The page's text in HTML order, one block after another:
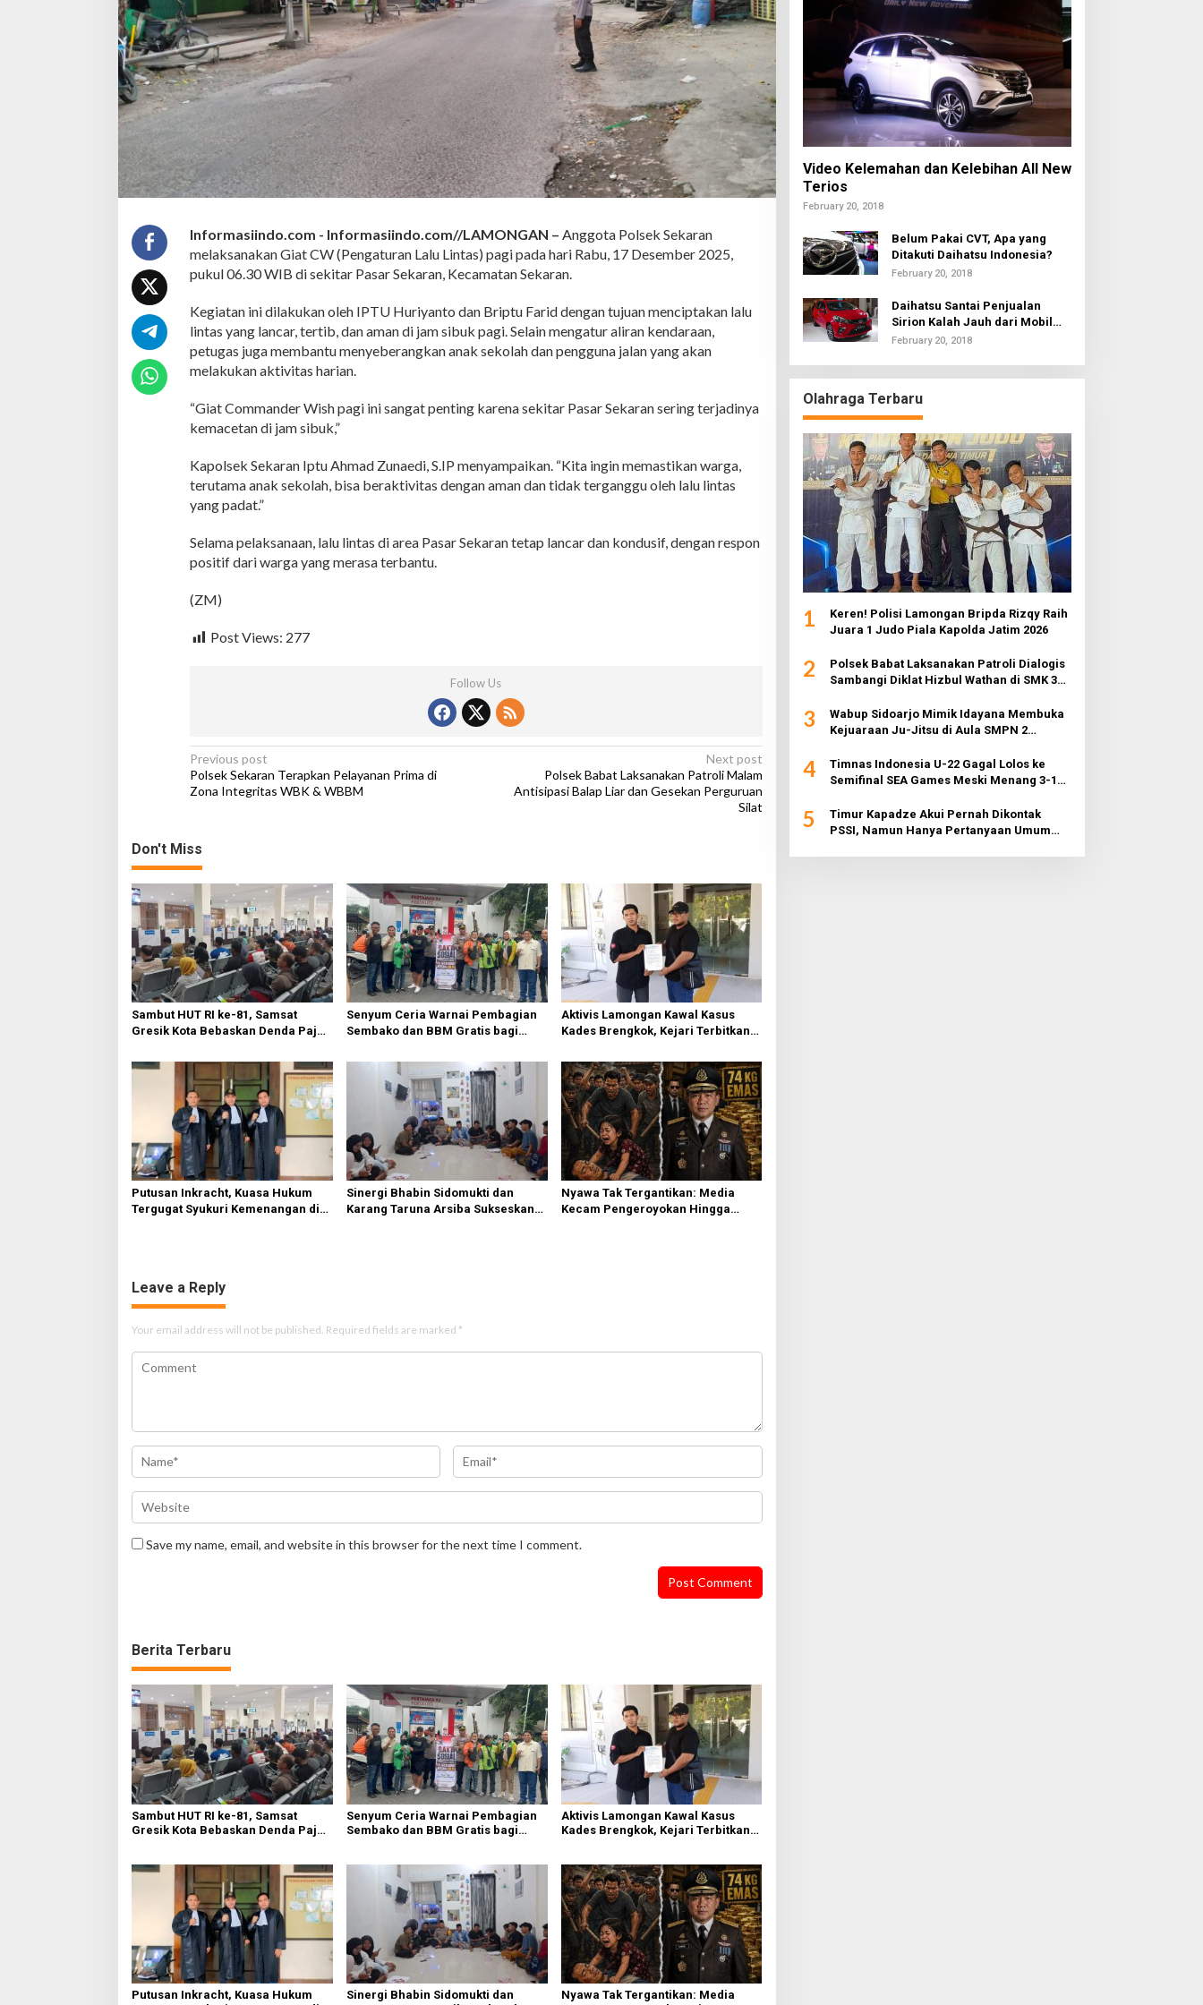
G
i
a
C
m
n
d
e
W
s
h
a
g
,
A
u
r
l
i
n
a
n
B
u
e
r
a
n
k
S
e
k
o
l
a
h
Informasiindo.com - Informasiindo.com//LAMONGAN – Anggota Polsek Sekaran
melaksanakan Giat CW (Pengaturan Lalu Lintas) pagi pada hari Rabu, 17 Desember 2025,
pukul 06.30 WIB di sekitar Pasar Sekaran, Kecamatan Sekaran.
Kegiatan ini dilakukan oleh IPTU Huriyanto dan Briptu Farid dengan tujuan menciptakan lalu
lintas yang lancar, tertib, dan aman di jam sibuk pagi. Selain mengatur aliran kendaraan,
petugas juga membantu menyeberangkan anak sekolah dan pengguna jalan yang akan
melakukan aktivitas harian.
“Giat Commander Wish pagi ini sangat penting karena sekitar Pasar Sekaran sering terjadinya
kemacetan di jam sibuk,”
Kapolsek Sekaran Iptu Ahmad Zunaedi, S.IP menyampaikan. “Kita ingin memastikan warga,
terutama anak sekolah, bisa beraktivitas dengan aman dan tidak terganggu oleh lalu lintas
yang padat.”
Selama pelaksanaan, lalu lintas di area Pasar Sekaran tetap lancar dan kondusif, dengan respon
positif dari warga yang merasa terbantu.
(ZM)
Post Views: 277
Follow Us
P
o
n
a
v
i
g
a
t
i
o
n
Previous post
Polsek Sekaran Terapkan Pelayanan Prima di
Zona Integritas WBK & WBBM
Next post
Polsek Babat Laksanakan Patroli Malam
Antisipasi Balap Liar dan Gesekan Perguruan
Silat
Don't Miss
Sambut HUT RI ke-81, Samsat
Gresik Kota Bebaskan Denda Pajak
Senyum Ceria Warnai Pembagian
Sembako dan BBM Gratis bagi
Aktivis Lamongan Kawal Kasus
Kades Brengkok, Kejari Terbitkan
Putusan Inkracht, Kuasa Hukum
Tergugat Syukuri Kemenangan di
Sinergi Bhabin Sidomukti dan
Karang Taruna Arsiba Sukseskan
Nyawa Tak Tergantikan: Media
Kecam Pengeroyokan Hingga
Leave a Reply
Your email address will not be published. Required fields are marked *
Save my name, email, and website in this browser for the next time I comment.
Berita Terbaru
Sambut HUT RI ke-81, Samsat
Gresik Kota Bebaskan Denda Pajak
Senyum Ceria Warnai Pembagian
Sembako dan BBM Gratis bagi
Aktivis Lamongan Kawal Kasus
Kades Brengkok, Kejari Terbitkan
Putusan Inkracht, Kuasa Hukum
Sinergi Bhabin Sidomukti dan
Nyawa Tak Tergantikan: Media
Video Kelemahan dan Kelebihan All New
Terios
February 20, 2018
Belum Pakai CVT, Apa yang
Ditakuti Daihatsu Indonesia?
February 20, 2018
Daihatsu Santai Penjualan
Sirion Kalah Jauh dari Mobil
LCGC
February 20, 2018
Olahraga Terbaru
1
Keren! Polisi Lamongan Bripda Rizqy Raih
Juara 1 Judo Piala Kapolda Jatim 2026
2
Polsek Babat Laksanakan Patroli Dialogis
Sambangi Diklat Hizbul Wathan di SMK 3
3
Wabup Sidoarjo Mimik Idayana Membuka
Kejuaraan Ju-Jitsu di Aula SMPN 2
4
Timnas Indonesia U-22 Gagal Lolos ke
Semifinal SEA Games Meski Menang 3-1
5
Timur Kapadze Akui Pernah Dikontak
PSSI, Namun Hanya Pertanyaan Umum